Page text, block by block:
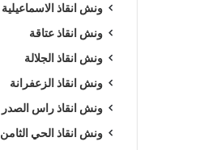
ونش انقاذ الاسماعيلية
ونش انقاذ عتاقة
ونش انقاذ الجلالة
ونش انقاذ الزعفرانة
ونش انقاذ راس الصدر
ونش انقاذ الحي الثامن